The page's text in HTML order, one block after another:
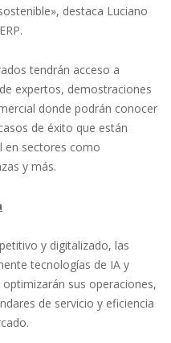
destaca Luciano
tendrán acceso a
expertos, demostraciones
donde podrán conocer
de éxito que están
en sectores como
y más.
y digitalizado, las
tecnologías de IA y
sus operaciones,
de servicio y eficiencia